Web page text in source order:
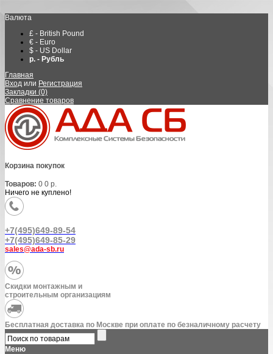
Валюта
£ - British Pound
€ - Euro
$ - US Dollar
р. - Рубль
Главная
Вход или Регистрация
Закладки (0)
Сравнение товаров
Корзина покупок
Товаров: 0 0 р.
Ничего не куплено!
+7(495)649-89-54
+7(495)649-85-29
sales@ada-sb.ru
Скидки монтажным и
строительным организациям
Бесплатная доставка по Москве при оплате по безналичному расчету
Меню